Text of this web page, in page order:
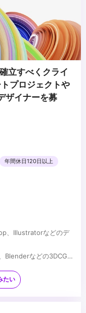
立すべくクライ
プロジェクトや
ザイナーを募
年間休日120日以上
、Illustratorなどのデ
Blenderなどの3DCG
い方
きる方
たい